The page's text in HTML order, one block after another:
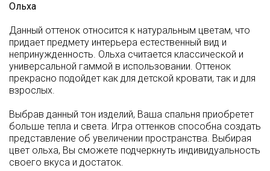
Ольха
Данный оттенок относится к натуральным цветам, что
придает предмету интерьера естественный вид и
непринужденность. Ольха считается классической и
универсальной гаммой в использовании. Оттенок
прекрасно подойдет как для детской кровати, так и для
взрослых.
Выбрав данный тон изделий, Ваша спальня приобретет
больше тепла и света. Игра оттенков способна создать
представление об увеличении пространства. Выбирая
цвет ольха, Вы сможете подчеркнуть индивидуальность
своего вкуса и достаток.